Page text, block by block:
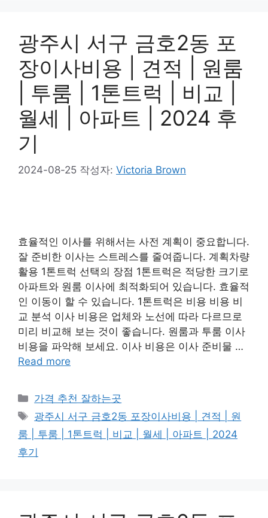
광주시 서구 금호2동 포
장이사비용 | 견적 | 원룸
| 투룸 | 1톤트럭 | 비교 |
월세 | 아파트 | 2024 후
기
2024-08-25 작성자: Victoria Brown
효율적인 이사를 위해서는 사전 계획이 중요합니다.
잘 준비한 이사는 스트레스를 줄여줍니다. 계획차량
활용 1톤트럭 선택의 장점 1톤트럭은 적당한 크기로
아파트와 원룸 이사에 최적화되어 있습니다. 효율적
인 이동이 할 수 있습니다. 1톤트럭은 비용 비용 비
교 분석 이사 비용은 업체와 노선에 따라 다르므로
미리 비교해 보는 것이 좋습니다. 원룸과 투룸 이사
비용을 파악해 보세요. 이사 비용은 이사 준비물 …
Read more
카
테
고
리
가격 추천 잘하는곳
태
그
광주시 서구 금호2동 포장이사비용 | 견적 | 원
룸 | 투룸 | 1톤트럭 | 비교 | 월세 | 아파트 | 2024
후기